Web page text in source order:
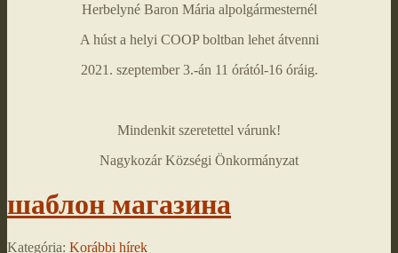
Herbelyné Baron Mária alpolgármesternél
A húst a helyi COOP boltban lehet átvenni
2021. szeptember 3.-án 11 órától-16 óráig.
Mindenkit szeretettel várunk!
Nagykozár Községi Önkormányzat
шаблон магазина
Kategória: Korábbi hírek